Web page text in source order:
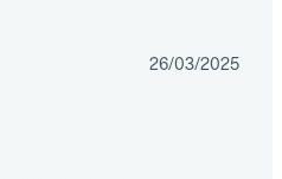
26/03/2025